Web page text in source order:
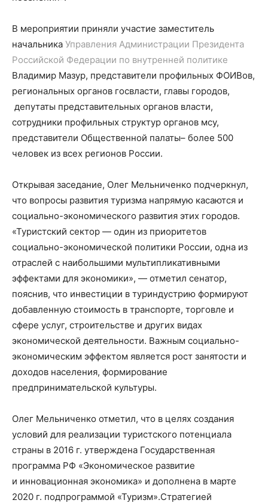
В мероприятии приняли участие заместитель
начальника Управления Администрации Президента
Российской Федерации по внутренней политике
Владимир Мазур, представители профильных ФОИВов,
региональных органов госвласти, главы городов,
депутаты представительных органов власти,
сотрудники профильных структур органов мсу,
представители Общественной палаты– более 500
человек из всех регионов России.
Открывая заседание, Олег Мельниченко подчеркнул,
что вопросы развития туризма напрямую касаются и
социально-экономического развития этих городов.
«Туристский сектор — один из приоритетов
социально-экономической политики России, одна из
отраслей с наибольшими мультипликативными
эффектами для экономики», — отметил сенатор,
пояснив, что инвестиции в туриндустрию формируют
добавленную стоимость в транспорте, торговле и
сфере услуг, строительстве и других видах
экономической деятельности. Важным социально-
экономическим эффектом является рост занятости и
доходов населения, формирование
предпринимательской культуры.
Олег Мельниченко отметил, что в целях создания
условий для реализации туристского потенциала
страны в 2016 г. утверждена Государственная
программа РФ «Экономическое развитие
и инновационная экономика» и дополнена в марте
2020 г. подпрограммой «Туризм».Стратегией